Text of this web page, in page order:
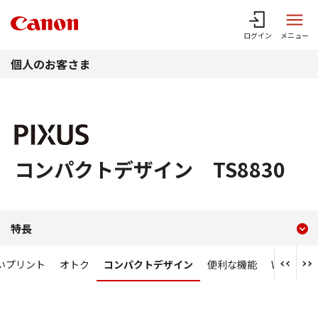
ログイン メニュー
個人のお客さま
コンパクトデザイン TS8830
コンパクトデザイン
特長
プリント オトク コンパクトデザイン 便利な機能 Wi-Fi／ク